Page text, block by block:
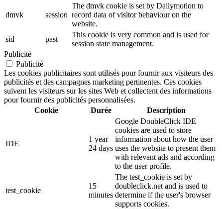
dmvk session
The dmvk cookie is set by Dailymotion to
record data of visitor behaviour on the
website.
sid
past
This cookie is very common and is used for
session state management.
Publicité
Publicité
Les cookies publicitaires sont utilisés pour fournir aux visiteurs des
publicités et des campagnes marketing pertinentes. Ces cookies
suivent les visiteurs sur les sites Web et collectent des informations
pour fournir des publicités personnalisées.
Cookie
Durée Description
IDE
1 year
24 days
Google DoubleClick IDE
cookies are used to store
information about how the user
uses the website to present them
with relevant ads and according
to the user profile.
test_cookie
15
minutes
The test_cookie is set by
doubleclick.net and is used to
determine if the user's browser
supports cookies.